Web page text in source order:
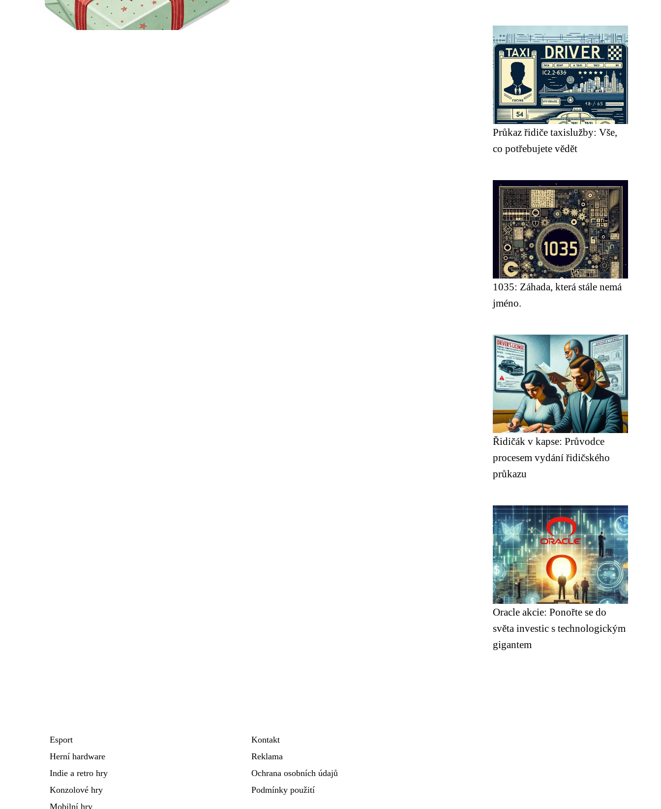
Průkaz řidiče taxislužby: Vše,
co potřebujete vědět
1035: Záhada, která stále nemá
jméno.
Řidičák v kapse: Průvodce
procesem vydání řidičského
průkazu
Oracle akcie: Ponořte se do
světa investic s technologickým
gigantem
Esport
Herní hardware
Indie a retro hry
Konzolové hry
Mobilní hry
Kontakt
Reklama
Ochrana osobních údajů
Podmínky použití